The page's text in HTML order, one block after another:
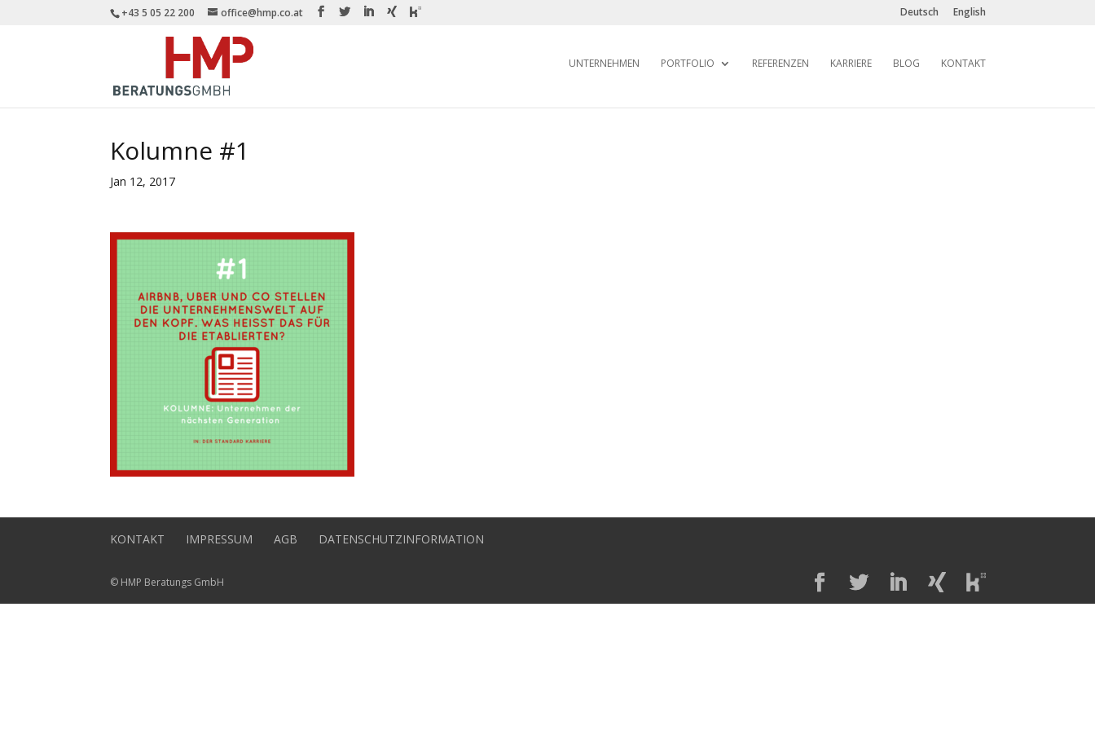
+43 5 05 22 200 office@hmp.co.at Deutsch English
UNTERNEHMEN PORTFOLIO REFERENZEN KARRIERE BLOG KONTAKT
Kolumne #1
Jan 12, 2017
KONTAKT IMPRESSUM AGB DATENSCHUTZINFORMATION
© HMP Beratungs GmbH